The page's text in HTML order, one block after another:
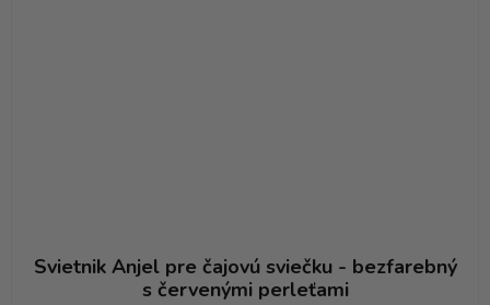
Svietnik Anjel pre čajovú sviečku - bezfarebný
s červenými perleťami